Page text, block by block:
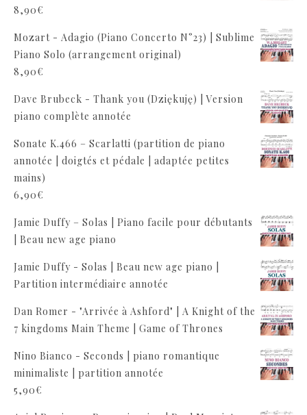
8,90€
Mozart - Adagio (Piano Concerto N°23) | Sublime
Piano Solo (arrangement original)
8,90€
Dave Brubeck - Thank you (Dziękuję) | Version
piano complète annotée
Sonate K.466 – Scarlatti (partition de piano
annotée | doigtés et pédale | adaptée petites
mains)
6,90€
Jamie Duffy – Solas | Piano facile pour débutants
| Beau new age piano
Jamie Duffy - Solas | Beau new age piano |
Partition intermédiaire annotée
Dan Romer - "Arrivée à Ashford" | A Knight of the
7 kingdoms Main Theme | Game of Thrones
Nino Bianco - Seconds | piano romantique
minimaliste | partition annotée
5,90€